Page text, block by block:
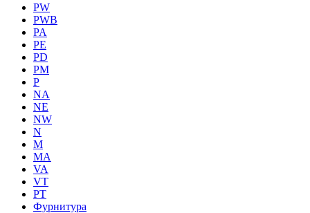
PW
PWB
PA
PE
PD
PM
P
NA
NE
NW
N
M
MA
VA
VT
PT
Фурнитура